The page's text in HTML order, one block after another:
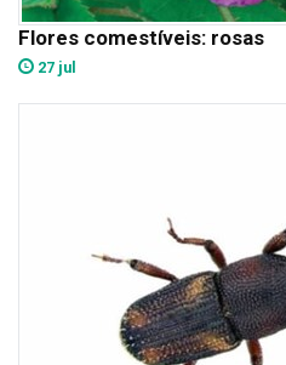
Flores comestíveis: rosas
27 jul